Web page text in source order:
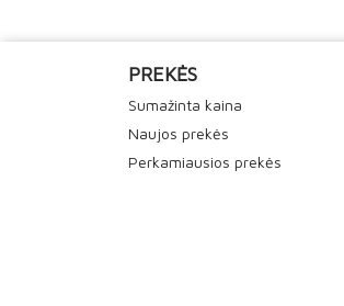
PREKĖS
Sumažinta kaina
Naujos prekės
Perkamiausios prekės